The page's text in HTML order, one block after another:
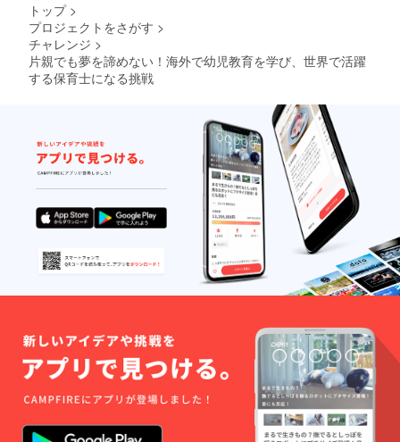
トップ >
プロジェクトをさがす >
チャレンジ >
片親でも夢を諦めない！海外で幼児教育を学び、世界で活躍
する保育士になる挑戦